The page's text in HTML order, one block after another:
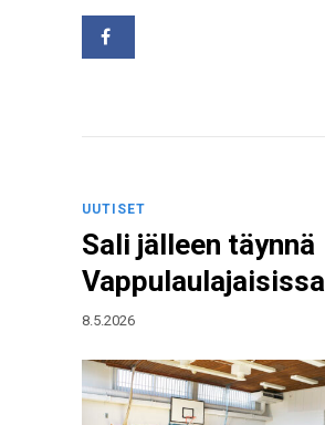
UUTISET
Sali jälleen täynnä
Vappulaulajaisissa
8.5.2026